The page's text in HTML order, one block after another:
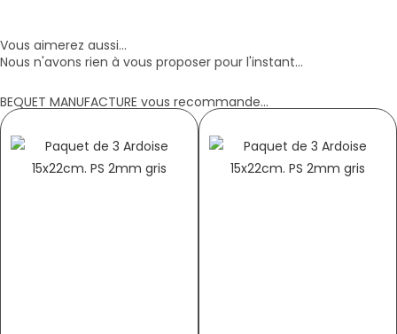
Vous aimerez aussi...
Nous n'avons rien à vous proposer pour l'instant...
BEQUET MANUFACTURE vous recommande...